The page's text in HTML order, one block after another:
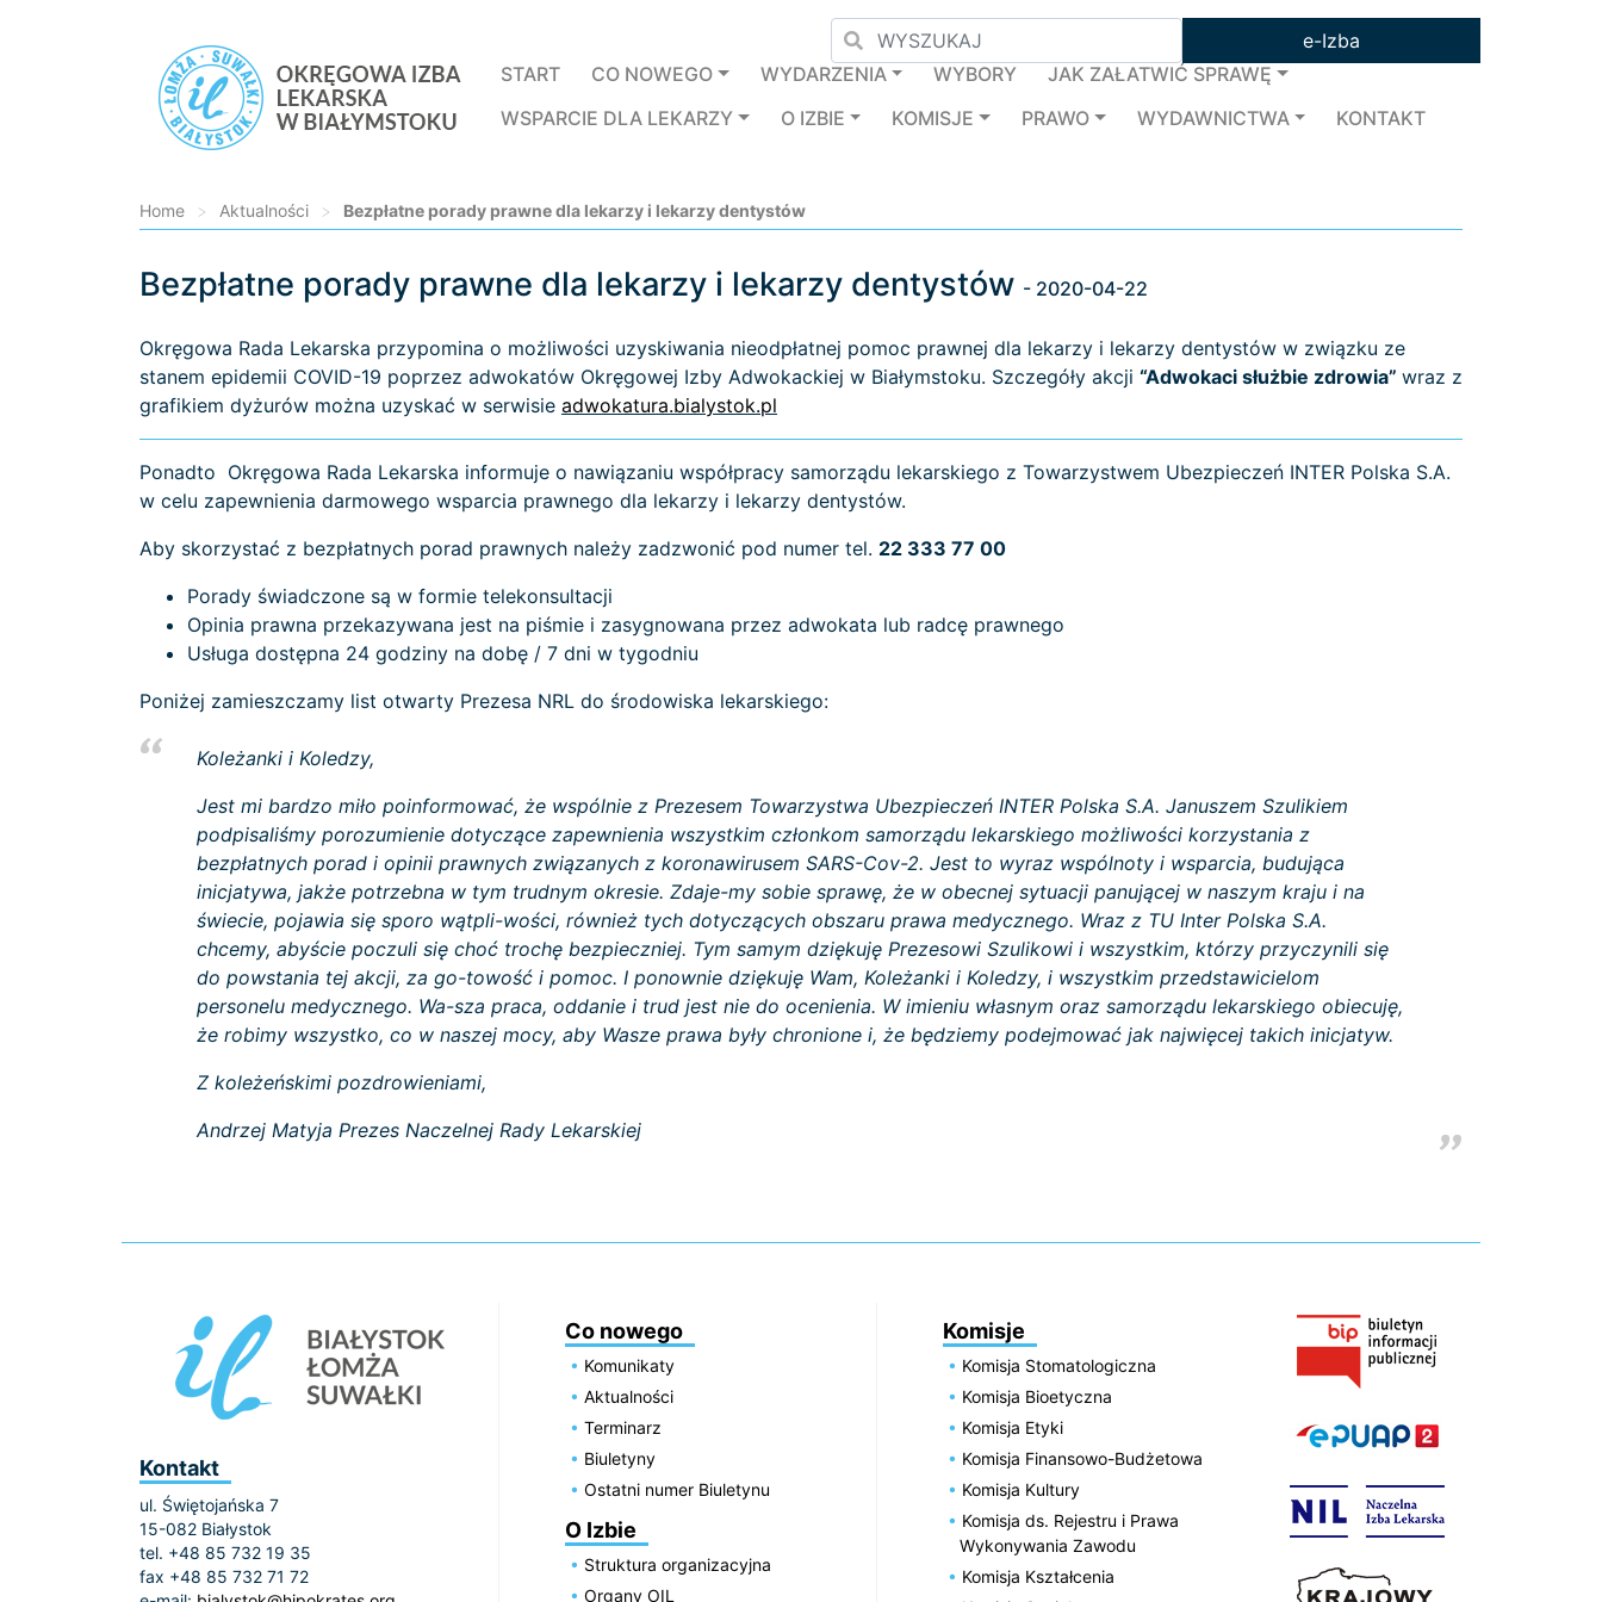
e-Izba
START
CO NOWEGO WYDARZENIA WYBORY
JAK ZAŁATWIĆ SPRAWĘ
WSPARCIE DLA LEKARZY
O IZBIE KOMISJE PRAWO WYDAWNICTWA KONTAKT
Home > Aktualności > Bezpłatne porady prawne dla lekarzy i lekarzy dentystów
Bezpłatne porady prawne dla lekarzy i lekarzy dentystów - 2020-04-22
Okręgowa Rada Lekarska przypomina o możliwości uzyskiwania nieodpłatnej pomoc prawnej dla lekarzy i lekarzy dentystów w związku ze
stanem epidemii COVID-19 poprzez adwokatów Okręgowej Izby Adwokackiej w Białymstoku. Szczegóły akcji “Adwokaci służbie zdrowia” wraz z
grafikiem dyżurów można uzyskać w serwisie adwokatura.bialystok.pl
Ponadto Okręgowa Rada Lekarska informuje o nawiązaniu współpracy samorządu lekarskiego z Towarzystwem Ubezpieczeń INTER Polska S.A.
w celu zapewnienia darmowego wsparcia prawnego dla lekarzy i lekarzy dentystów.
Aby skorzystać z bezpłatnych porad prawnych należy zadzwonić pod numer tel. 22 333 77 00
Porady świadczone są w formie telekonsultacji
Opinia prawna przekazywana jest na piśmie i zasygnowana przez adwokata lub radcę prawnego
Usługa dostępna 24 godziny na dobę / 7 dni w tygodniu
Poniżej zamieszczamy list otwarty Prezesa NRL do środowiska lekarskiego:
Koleżanki i Koledzy,
Jest mi bardzo miło poinformować, że wspólnie z Prezesem Towarzystwa Ubezpieczeń INTER Polska S.A. Januszem Szulikiem
podpisaliśmy porozumienie dotyczące zapewnienia wszystkim członkom samorządu lekarskiego możliwości korzystania z
bezpłatnych porad i opinii prawnych związanych z koronawirusem SARS-Cov-2. Jest to wyraz wspólnoty i wsparcia, budująca
inicjatywa, jakże potrzebna w tym trudnym okresie. Zdaje-my sobie sprawę, że w obecnej sytuacji panującej w naszym kraju i na
świecie, pojawia się sporo wątpli-wości, również tych dotyczących obszaru prawa medycznego. Wraz z TU Inter Polska S.A.
chcemy, abyście poczuli się choć trochę bezpieczniej. Tym samym dziękuję Prezesowi Szulikowi i wszystkim, którzy przyczynili się
do powstania tej akcji, za go-towość i pomoc. I ponownie dziękuję Wam, Koleżanki i Koledzy, i wszystkim przedstawicielom
personelu medycznego. Wa-sza praca, oddanie i trud jest nie do ocenienia. W imieniu własnym oraz samorządu lekarskiego obiecuję,
że robimy wszystko, co w naszej mocy, aby Wasze prawa były chronione i, że będziemy podejmować jak najwięcej takich inicjatyw.
Z koleżeńskimi pozdrowieniami,
Andrzej Matyja Prezes Naczelnej Rady Lekarskiej
Kontakt
ul. Świętojańska 7
15-082 Białystok
tel. +48 85 732 19 35
fax +48 85 732 71 72
Co nowego
Komunikaty
Aktualności
Terminarz
Biuletyny
Ostatni numer Biuletynu
O Izbie
Struktura organizacyjna
Organy OIL
Komisje
Komisja Stomatologiczna
Komisja Bioetyczna
Komisja Etyki
Komisja Finansowo-Budżetowa
Komisja Kultury
Komisja ds. Rejestru i Prawa
Wykonywania Zawodu
Komisja Kształcenia